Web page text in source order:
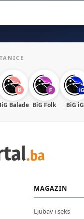
Balade BiG Folk BiG iG
MAGAZIN
Ljubav i seks